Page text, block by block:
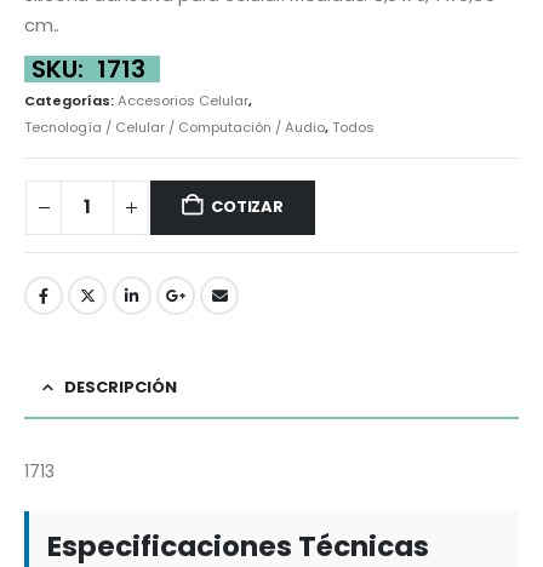
cm..
SKU: 1713
Categorías:Accesorios Celular,
Tecnología / Celular / Computación / Audio,Todos
COTIZAR
DESCRIPCIÓN
1713
Especificaciones Técnicas